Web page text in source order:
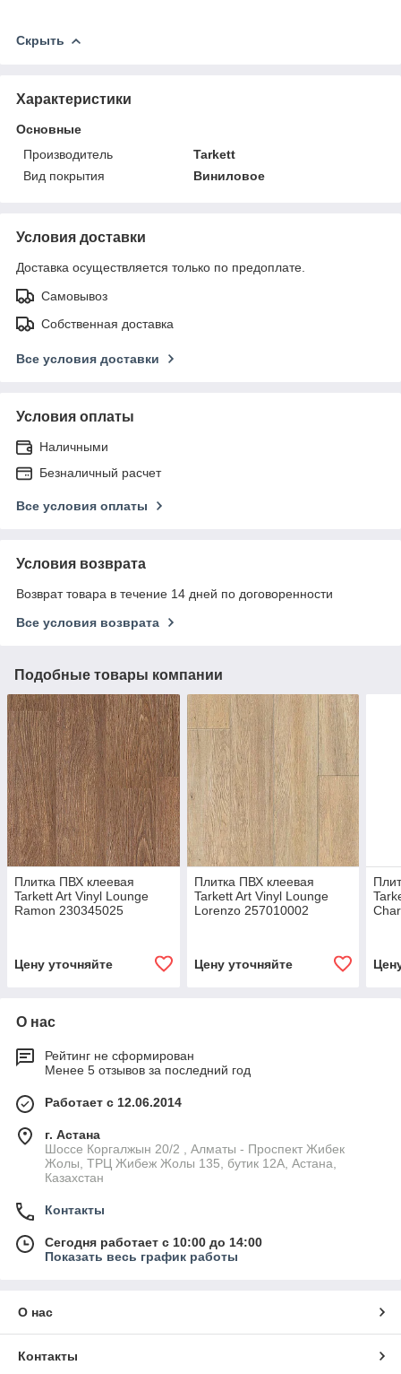
Скрыть
Характеристики
Основные
Производитель
Tarkett
Вид покрытия
Виниловое
Условия доставки
Доставка осуществляется только по предоплате.
Самовывоз
Собственная доставка
Все условия доставки
Условия оплаты
Наличными
Безналичный расчет
Все условия оплаты
Условия возврата
Возврат товара в течение 14 дней по договоренности
Все условия возврата
Подобные товары компании
Плитка ПВХ клеевая
Tarkett Art Vinyl Lounge
Ramon 230345025
Цену уточняйте
Плитка ПВХ клеевая
Tarkett Art Vinyl Lounge
Lorenzo 257010002
Цену уточняйте
О нас
Рейтинг не сформирован
Менее 5 отзывов за последний год
Работает с 12.06.2014
г. Астана
Шоссе Коргалжын 20/2 , Алматы - Проспект Жибек
Жолы, ТРЦ Жибеж Жолы 135, бутик 12А, Астана,
Казахстан
Контакты
Сегодня работает с 10:00 до 14:00
Показать весь график работы
О нас
Контакты